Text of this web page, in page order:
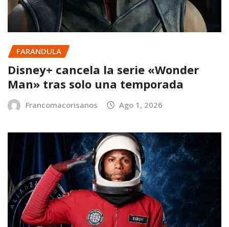
FARANDULA
Disney+ cancela la serie «Wonder
Man» tras solo una temporada
Francomacorisanos Ago 1, 2026